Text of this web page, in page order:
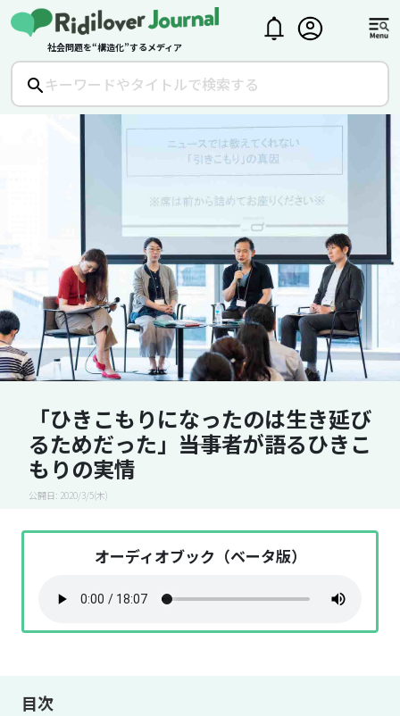
社会問題を“構造化”するメディア
「ひきこもりになったのは生き延び
るためだった」――当事者が語るひきこ
もりの実情
公開日: 2020/3/5(木)
オーディオブック（ベータ版）
目次